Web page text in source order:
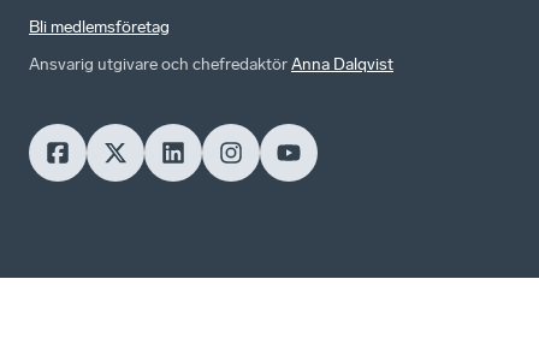
Bli medlemsföretag
Ansvarig utgivare och chefredaktörAnna Dalqvist